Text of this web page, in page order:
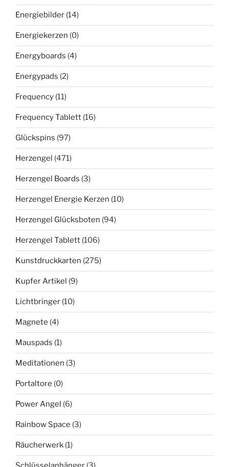
Energiebilder (14)
Energiekerzen (0)
Energyboards (4)
Energypads (2)
Frequency (11)
Frequency Tablett (16)
Glückspins (97)
Herzengel (471)
Herzengel Boards (3)
Herzengel Energie Kerzen (10)
Herzengel Glücksboten (94)
Herzengel Tablett (106)
Kunstdruckkarten (275)
Kupfer Artikel (9)
Lichtbringer (10)
Magnete (4)
Mauspads (1)
Meditationen (3)
Portaltore (0)
Power Angel (6)
Rainbow Space (3)
Räucherwerk (1)